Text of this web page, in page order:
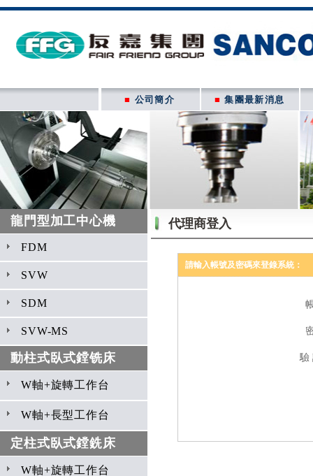
■ 公司簡介 ■ 集團最新消息
龍門型加工中心機
FDM
SVW
SDM
SVW-MS
動柱式臥式鏜铣床
W軸+旋轉工作台
W軸+長型工作台
定柱式臥式鏜銑床
W軸+旋轉工作台
代理商登入
請輸入帳號及密碼來登錄系統：
驗